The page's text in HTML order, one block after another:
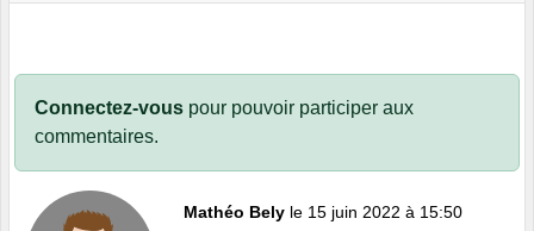
Connectez-vous pour pouvoir participer aux
commentaires.
Mathéo Bely le 15 juin 2022 à 15:50